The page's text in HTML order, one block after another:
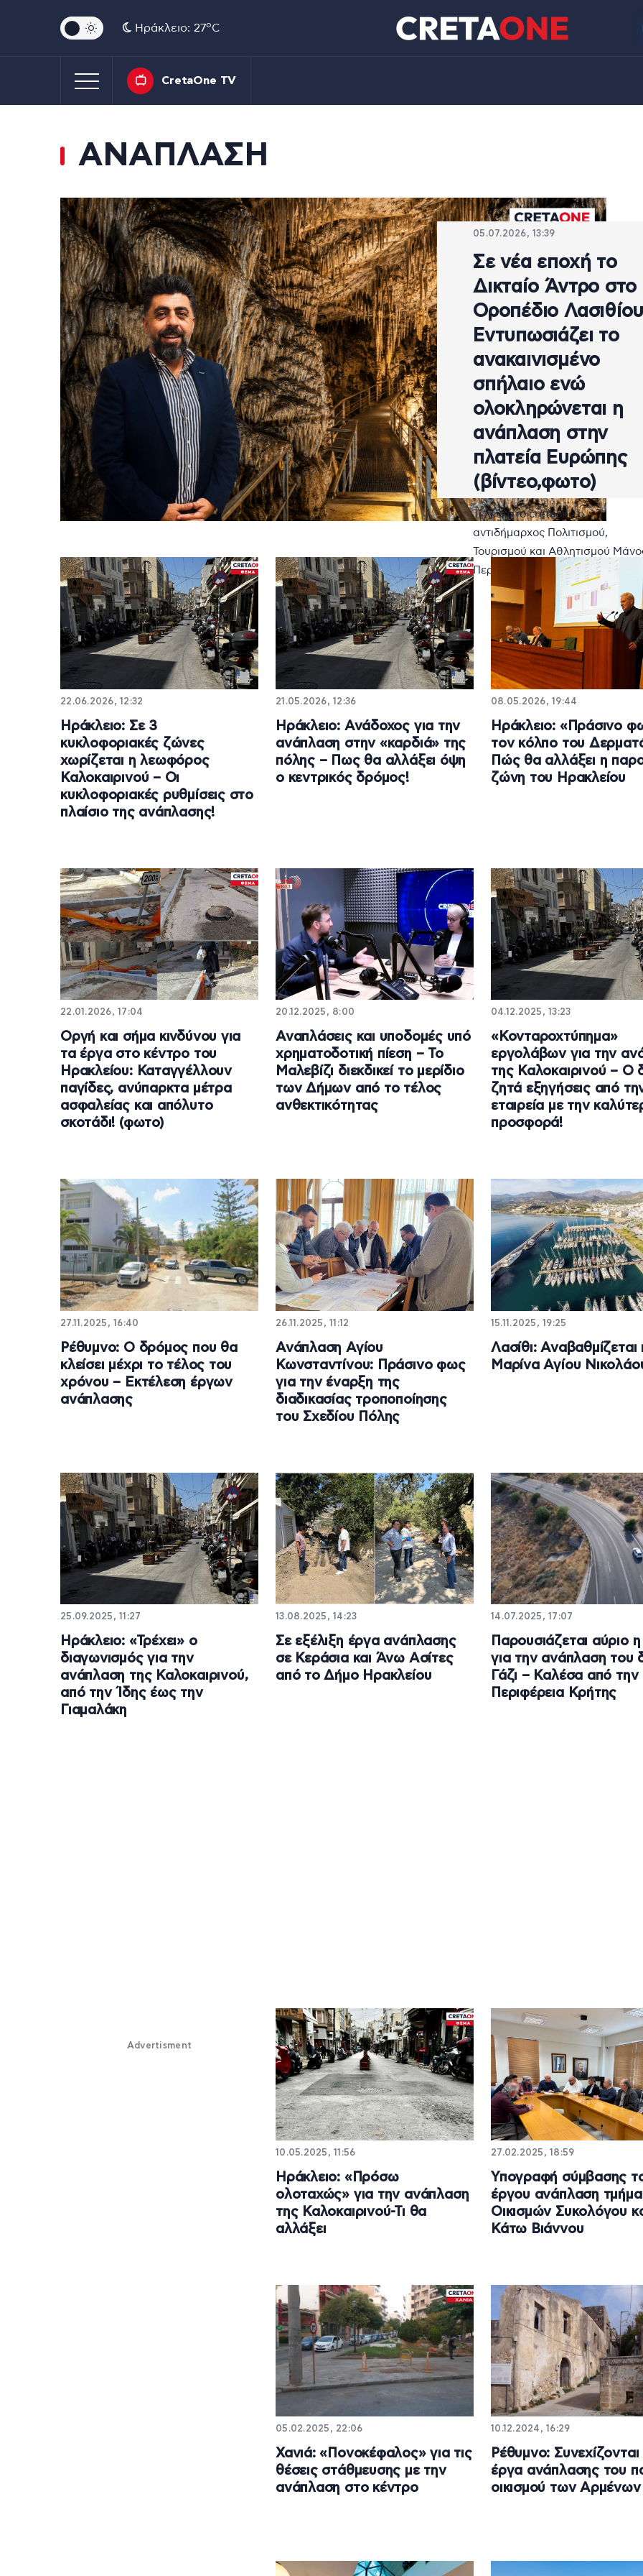
Ηράκλειο: 27oC
CretaOne TV
ΑΝΑΠΛΑΣΗ
05.07.2026, 13:39
Σε νέα εποχή το
Δικταίο Άντρο στο
Οροπέδιο
Εντυπωσιάζει το
ανακαινισμένο
σπήλαιο ενώ
ολοκληρώνεται η
ανάπλαση στην
πλατεία Ευρώπης
(βίντεο,φωτο)
Τι λέει στο cretaone ο
αντιδήμαρχος Πολιτισμού,
Τουρισμού και Αθλητισμού
Περισυνάκης
22.06.2026, 12:32
Ηράκλειο: Σε 3
κυκλοφοριακές ζώνες
χωρίζεται η λεωφόρος
Καλοκαιρινού – Οι
κυκλοφοριακές ρυθμίσεις στο
πλαίσιο της ανάπλασης!
21.05.2026, 12:36
Ηράκλειο: Ανάδοχος για την
ανάπλαση στην «καρδιά» της
πόλης – Πως θα αλλάξει όψη
ο κεντρικός δρόμος!
08.05.2026, 19:44
Ηράκλειο: «Πράσινο
τον κόλπο του
Πώς θα αλλάξει η
ζώνη του Ηρακλείου
22.01.2026, 17:04
Οργή και σήμα κινδύνου για
τα έργα στο κέντρο του
Ηρακλείου: Καταγγέλλουν
παγίδες, ανύπαρκτα μέτρα
ασφαλείας και απόλυτο
σκοτάδι! (φωτο)
20.12.2025, 8:00
Αναπλάσεις και υποδομές υπό
χρηματοδοτική πίεση – Το
Μαλεβίζι διεκδικεί το μερίδιο
των Δήμων από το τέλος
ανθεκτικότητας
04.12.2025, 13:23
«Κονταροχτύπημα»
εργολάβων για την
της Καλοκαιρινού – Ο
ζητά εξηγήσεις από
εταιρεία με την
προσφορά!
27.11.2025, 16:40
Ρέθυμνο: Ο δρόμος που θα
κλείσει μέχρι το τέλος του
χρόνου – Εκτέλεση έργων
ανάπλασης
26.11.2025, 11:12
Ανάπλαση Αγίου
Κωνσταντίνου: Πράσινο φως
για την έναρξη της
διαδικασίας τροποποίησης
του Σχεδίου Πόλης
15.11.2025, 19:25
Λασίθι: Αναβαθμίζεται
Μαρίνα Αγίου
25.09.2025, 11:27
Ηράκλειο: «Τρέχει» ο
διαγωνισμός για την
ανάπλαση της Καλοκαιρινού,
από την Ίδης έως την
Γιαμαλάκη
13.08.2025, 14:23
Σε εξέλιξη έργα ανάπλασης
σε Κεράσια και Άνω Ασίτες
από το Δήμο Ηρακλείου
14.07.2025, 17:07
Παρουσιάζεται αύριο
για την ανάπλαση του
Γάζι – Καλέσα από την
Περιφέρεια Κρήτης
Advertisment
10.05.2025, 11:56
Ηράκλειο: «Πρόσω
ολοταχώς» για την ανάπλαση
της Καλοκαιρινού-Τι θα
αλλάξει
27.02.2025, 18:59
Υπογραφή σύμβασης
έργου ανάπλαση
Οικισμών Συκολόγου
Κάτω Βιάννου
05.02.2025, 22:06
Χανιά: «Πονοκέφαλος» για τις
θέσεις στάθμευσης με την
ανάπλαση στο κέντρο
10.12.2024, 16:29
Ρέθυμνο: Συνεχίζονται
έργα ανάπλασης του
οικισμού των Αρμένων